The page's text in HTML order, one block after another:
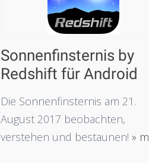
Sonnenfinsternis by
Redshift für Android
Die Sonnenfinsternis am 21.
August 2017 beobachten,
verstehen und bestaunen! »